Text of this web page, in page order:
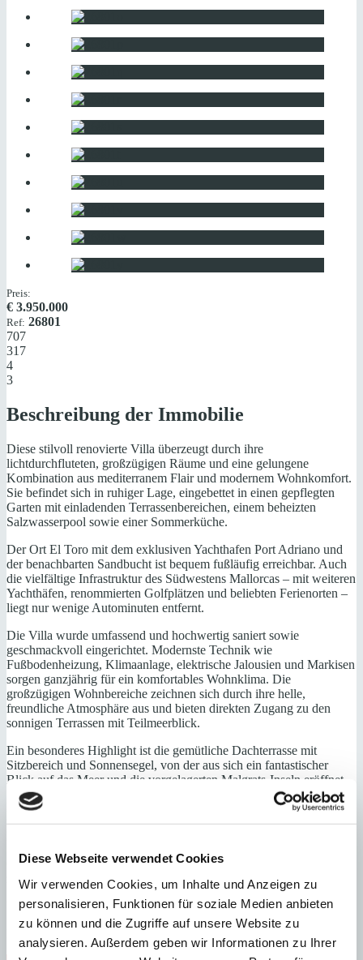
Diese Webseite verwendet Cookies
Wir verwenden Cookies, um Inhalte und Anzeigen zu
personalisieren, Funktionen für soziale Medien anbieten
zu können und die Zugriffe auf unsere Website zu
analysieren. Außerdem geben wir Informationen zu Ihrer
Preis:
€ 3.950.000
Ref: 26801
707
317
4
3
Beschreibung der Immobilie
Diese stilvoll renovierte Villa überzeugt durch ihre
lichtdurchfluteten, großzügigen Räume und eine gelungene
Kombination aus mediterranem Flair und modernem Wohnkomfort.
Sie befindet sich in ruhiger Lage, eingebettet in einen gepflegten
Garten mit einladenden Terrassenbereichen, einem beheizten
Salzwasserpool sowie einer Sommerküche.
Der Ort El Toro mit dem exklusiven Yachthafen Port Adriano und
der benachbarten Sandbucht ist bequem fußläufig erreichbar. Auch
die vielfältige Infrastruktur des Südwestens Mallorcas – mit weiteren
Yachthäfen, renommierten Golfplätzen und beliebten Ferienorten –
liegt nur wenige Autominuten entfernt.
Die Villa wurde umfassend und hochwertig saniert sowie
geschmackvoll eingerichtet. Modernste Technik wie
Fußbodenheizung, Klimaanlage, elektrische Jalousien und Markisen
sorgen ganzjährig für ein komfortables Wohnklima. Die
großzügigen Wohnbereiche zeichnen sich durch ihre helle,
freundliche Atmosphäre aus und bieten direkten Zugang zu den
sonnigen Terrassen mit Teilmeerblick.
Ein besonderes Highlight ist die gemütliche Dachterrasse mit
Sitzbereich und Sonnensegel, von der aus sich ein fantastischer
Blick auf das Meer und die vorgelagerten Malgrats-Inseln eröffnet.
Erdgeschoss: Eingangsbereich, Wohnzimmer, 3 Schlafzimmer (eines
wird als Gym benutzt) 2 Bäder (1 en suite), große Markenküche,
Obere Etage: Hauptschlafzimmer mit Bad und Ankleide, Zugang
zur Dachterrasse mit Segel
Untere Ebene: Technikraum (nicht mit dem Haus verbunden)
PKW-Stellplatz (mit einem Segel gespannt)